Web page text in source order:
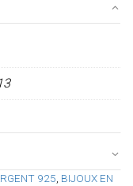
925 BIJOUX EN